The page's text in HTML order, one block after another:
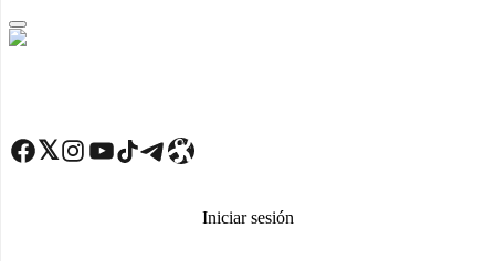
Skip
to
Facebook Twitter Instagram YouTube TikTok Telegram Enlace
Iniciar sesión